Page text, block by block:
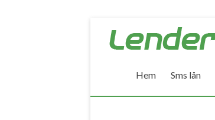
Lenders
Jämför
Hem Sms lån